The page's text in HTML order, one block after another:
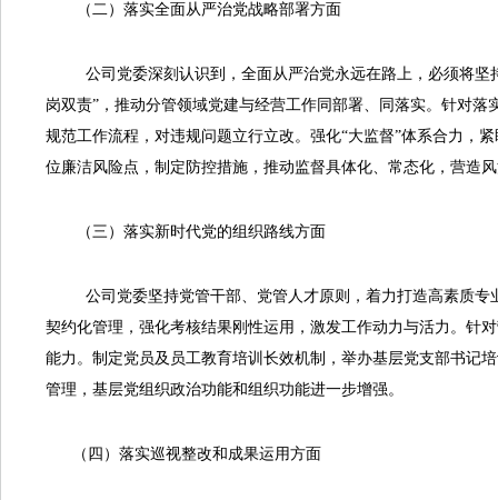
（二）落实全面从严治党战略部署方面
公司党委深刻认识到，全面从严治党永远在路上，必须将坚
岗双责”，推动分管领域党建与经营工作同部署、同落实。针对
规范工作流程，对违规问题立行立改。强化“大监督”体系合力，
位廉洁风险点，制定防控措施，推动监督具体化、常态化，营造
（三）落实新时代党的组织路线方面
公司党委坚持党管干部、党管人才原则，着力打造高素质专
契约化管理，强化考核结果刚性运用，激发工作动力与活力。针
能力。制定党员及员工教育培训长效机制，举办基层党支部书记
管理，基层党组织政治功能和组织功能进一步增强。
（四）落实巡视整改和成果运用方面